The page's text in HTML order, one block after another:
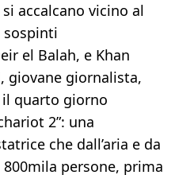
accalcano vicino al
sospinti
el Balah, e Khan
giovane giornalista,
quarto giorno
2”: una
che dall’aria e da
persone, prima